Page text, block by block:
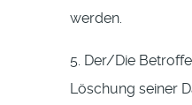
werden.
5. Der/Die
Löschung seiner